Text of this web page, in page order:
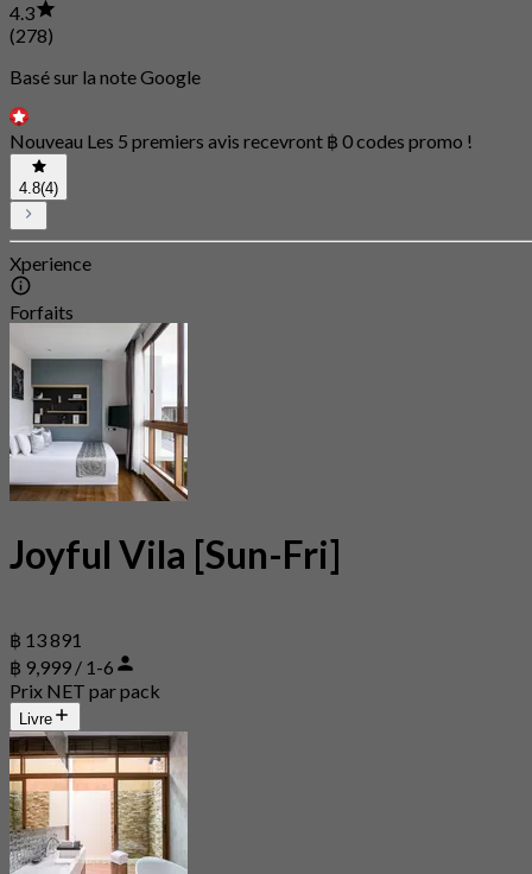
4.3
(278)
Basé sur la note Google
Nouveau Les 5 premiers avis recevront ฿ 0 codes promo !
4.8(4)
Xperience
Forfaits
Joyful Vila [Sun-Fri]
฿ 13 891
฿ 9,999 / 1-6
Prix NET par pack
Livre